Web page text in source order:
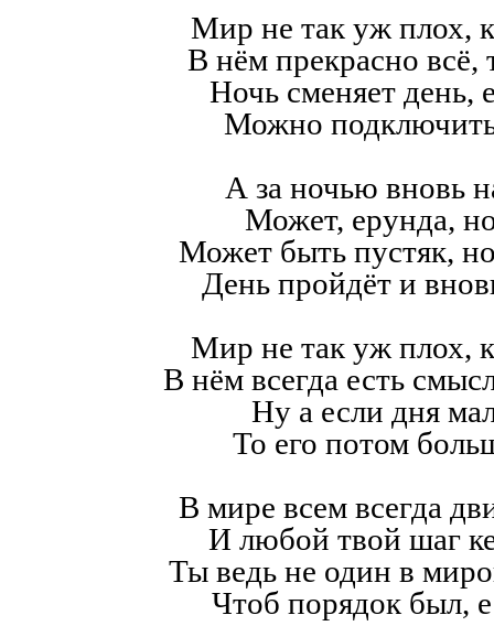
Мир не так уж плох,
В нём прекрасно всё,
Ночь сменяет день,
Можно
А за ночью вновь
Может, ерунда,
Может быть пустяк,
День пройдёт и
Мир не так уж плох,
В нём всегда есть
Ну а если дня
То его потом
В мире всем всегда
И любой твой шаг
Ты ведь не один в
Чтоб порядок был,